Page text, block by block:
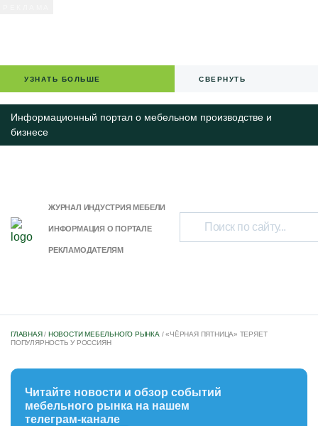
УЗНАТЬ БОЛЬШЕ СВЕРНУТЬ
Информационный портал о мебельном производстве и
бизнесе
ЖУРНАЛ ИНДУСТРИЯ МЕБЕЛИ
ИНФОРМАЦИЯ О ПОРТАЛЕ
РЕКЛАМОДАТЕЛЯМ
ГЛАВНАЯ/ НОВОСТИ МЕБЕЛЬНОГО РЫНКА /«ЧЁРНАЯ ПЯТНИЦА» ТЕРЯЕТ
ПОПУЛЯРНОСТЬ У РОССИЯН
Читайте новости и обзор событий
мебельного рынка на нашем
телеграм-канале